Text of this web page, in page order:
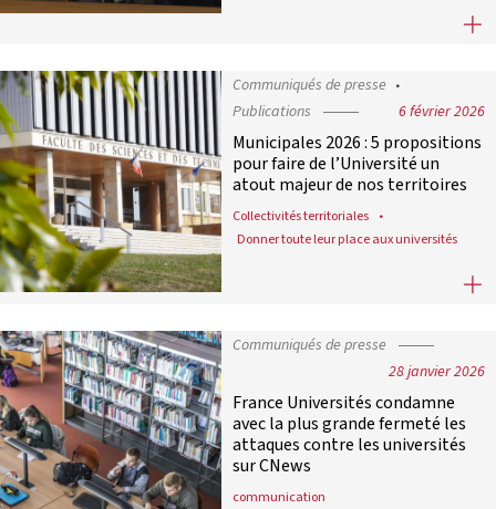
Signature d’une convention de
Communiqués de presse
Publications
6 février 2026
Municipales 2026 : 5 propositions
pour faire de l’Université un
atout majeur de nos territoires
Collectivités territoriales
Donner toute leur place aux universités
Municipales 2026 : 5
Communiqués de presse
28 janvier 2026
France Universités condamne
avec la plus grande fermeté les
attaques contre les universités
sur CNews
communication